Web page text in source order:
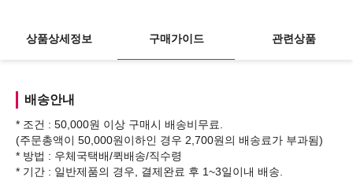
상품상세정보 구매가이드 관련상품
배송안내
* 조건 : 50,000원 이상 구매시 배송비무료.
(주문총액이 50,000원이하인 경우 2,700원의 배송료가 부과됨)
* 방법 : 우체국택배/퀵배송/직수령
* 기간 : 일반제품의 경우, 결제완료 후 1~3일이내 배송.